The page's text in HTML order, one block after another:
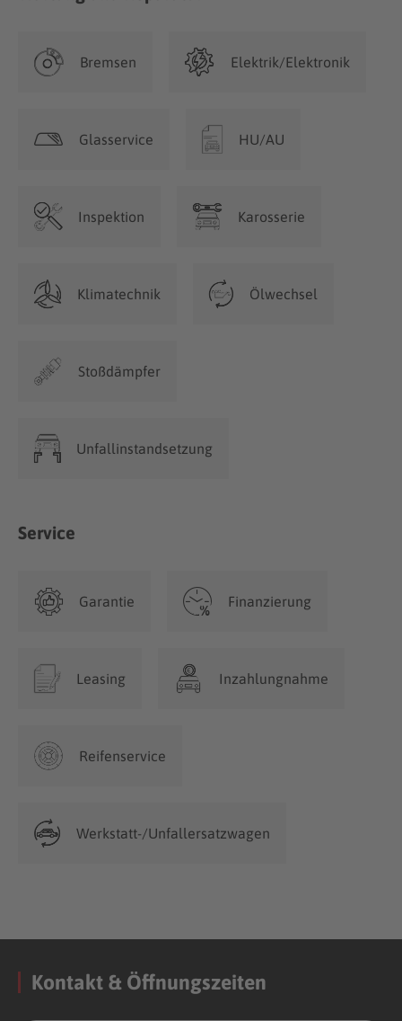
Bremsen Elektrik/Elektronik
Glasservice HU/AU
Inspektion Karosserie
Klimatechnik Ölwechsel
Stoßdämpfer
Unfallinstandsetzung
Service
Garantie Finanzierung
Leasing Inzahlungnahme
Reifenservice
Werkstatt-/Unfallersatzwagen
Kontakt & Öffnungszeiten